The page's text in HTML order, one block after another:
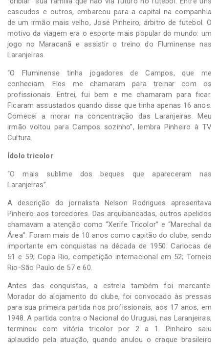
cascudos e outros, embarcou para a capital na companhia
de um irmão mais velho, José Pinheiro, árbitro de futebol. O
motivo da viagem era o esporte mais popular do mundo: um
jogo no Maracanã e assistir o treino do Fluminense nas
Laranjeiras.
“O Fluminense tinha jogadores de Campos, que me
conheciam. Eles me chamaram para treinar com os
profissionais. Entrei, fui bem e me chamaram para ficar.
Ficaram assustados quando disse que tinha apenas 16 anos.
Comecei a morar na concentração das Laranjeiras. Meu
irmão voltou para Campos sozinho”, lembra Pinheiro à TV
Cultura.
Ídolo tricolor
“O mais sublime dos beques que apareceram nas
Laranjeiras”.
A descrição do jornalista Nelson Rodrigues apresentava
Pinheiro aos torcedores. Das arquibancadas, outros apelidos
chamavam a atenção como “Xerife Tricolor” e “Marechal da
Área”. Foram mais de 10 anos como capitão do clube, sendo
importante em conquistas na década de 1950: Cariocas de
51 e 59; Copa Rio, competição internacional em 52; Torneio
Rio-São Paulo de 57 e 60.
Antes das conquistas, a estreia também foi marcante.
Morador do alojamento do clube, foi convocado às pressas
para sua primeira partida nos profissionais, aos 17 anos, em
1948. A partida contra o Nacional do Uruguai, nas Laranjeiras,
terminou com vitória tricolor por 2 a 1. Pinheiro saiu
aplaudido pela atuação, quando anulou o craque brasileiro